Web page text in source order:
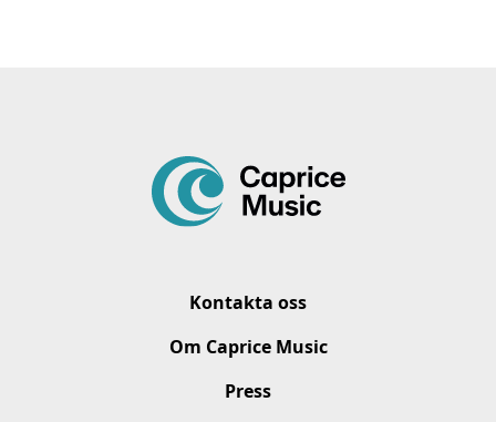
Kontakta oss
Om Caprice Music
Press